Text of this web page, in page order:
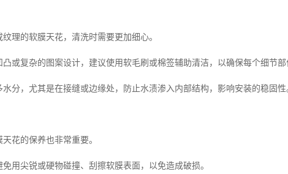
理的软膜天花，清洗时需要更加细心。
或复杂的图案设计，建议使用软毛刷或棉签辅助清洁，以确保每个细节部
水分，尤其是在接缝或边缘处，防止水渍渗入内部结构，影响安装的稳固性
花的保养也非常重要。
用尖锐或硬物碰撞、刮擦软膜表面，以免造成破损。